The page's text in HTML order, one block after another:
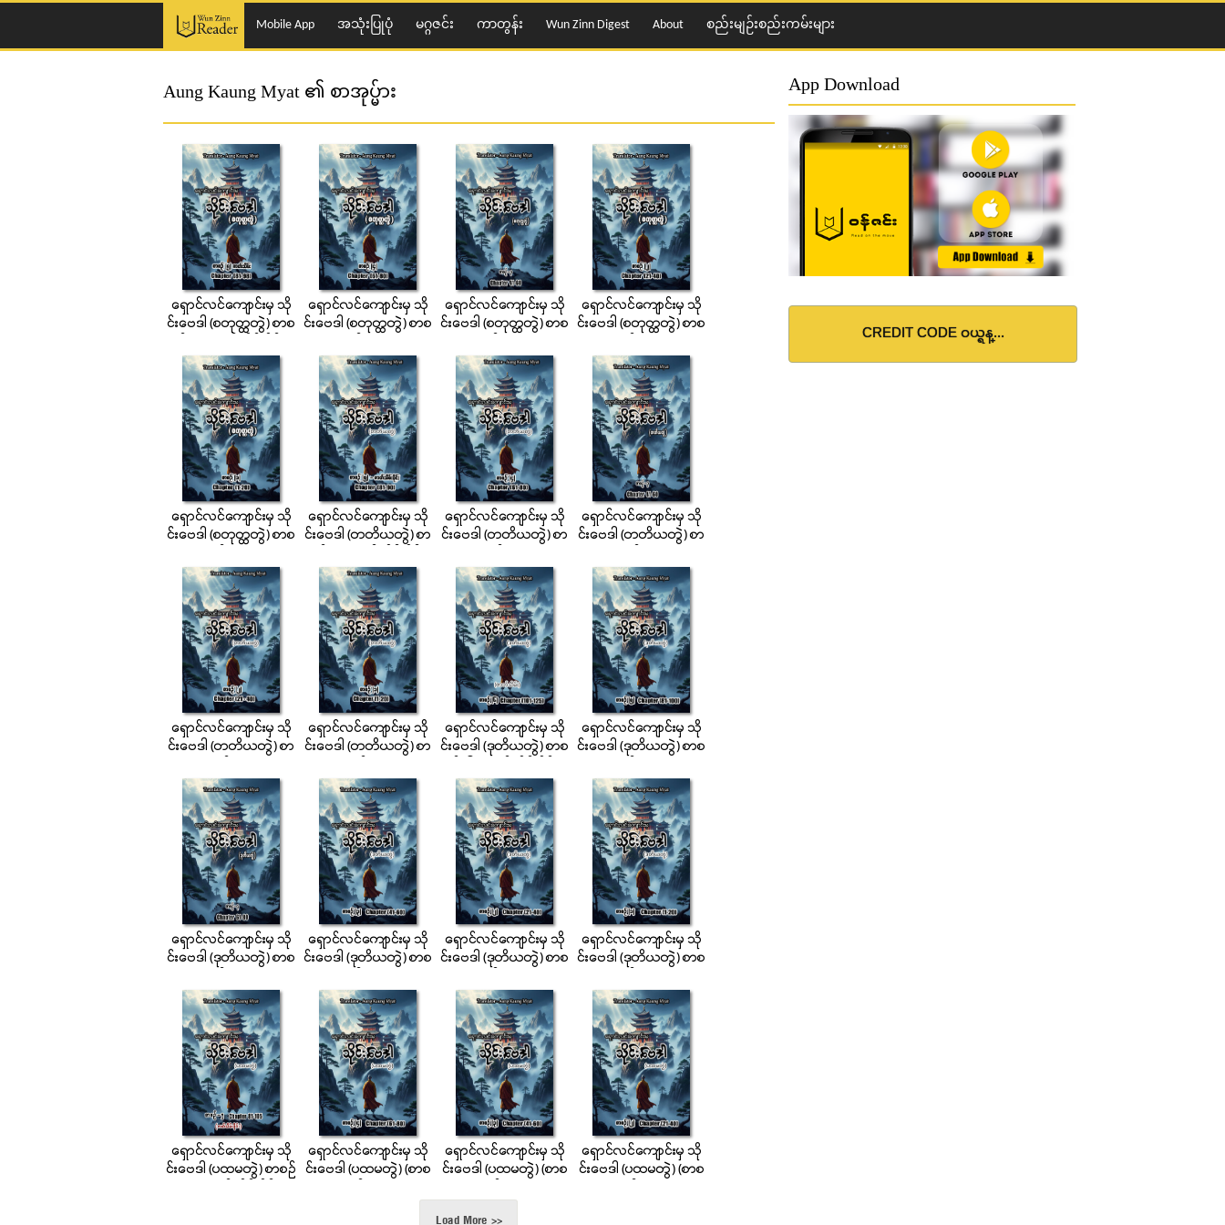
Mobile App အသုံးပြုပုံ မဂ္ဂဇင်း ကာတွန်း Wun Zinn Digest About စည်းမျဉ်းစည်းကမ်းများ
Aung Kaung Myat ၏ စာအုပ္မ်ား
ေရွာင္လင္ေက်ာင္းမွ သို
င္းေဗဒါ (စတုတၳတြဲ) စာစ
ေရွာင္လင္ေက်ာင္းမွ သို
င္းေဗဒါ (စတုတၳတြဲ) စာစ
ေရွာင္လင္ေက်ာင္းမွ သို
င္းေဗဒါ (စတုတၳတြဲ) စာစ
ေရွာင္လင္ေက်ာင္းမွ သို
င္းေဗဒါ (စတုတၳတြဲ) စာစ
ေရွာင္လင္ေက်ာင္းမွ သို
င္းေဗဒါ (စတုတၳတြဲ) စာစ
ေရွာင္လင္ေက်ာင္းမွ သို
င္းေဗဒါ (တတိယတြဲ) စာ
ေရွာင္လင္ေက်ာင္းမွ သို
င္းေဗဒါ (တတိယတြဲ) စာ
ေရွာင္လင္ေက်ာင္းမွ သို
င္းေဗဒါ (တတိယတြဲ) စာ
ေရွာင္လင္ေက်ာင္းမွ သို
င္းေဗဒါ (တတိယတြဲ) စာ
ေရွာင္လင္ေက်ာင္းမွ သို
င္းေဗဒါ (တတိယတြဲ) စာ
ေရွာင္လင္ေက်ာင္းမွ သို
င္းေဗဒါ (ဒုတိယတြဲ) စာစ
ေရွာင္လင္ေက်ာင္းမွ သို
င္းေဗဒါ (ဒုတိယတြဲ) စာစ
ေရွာင္လင္ေက်ာင္းမွ သို
င္းေဗဒါ (ဒုတိယတြဲ) စာစ
ေရွာင္လင္ေက်ာင္းမွ သို
င္းေဗဒါ (ဒုတိယတြဲ) စာစ
ေရွာင္လင္ေက်ာင္းမွ သို
င္းေဗဒါ (ဒုတိယတြဲ) စာစ
ေရွာင္လင္ေက်ာင္းမွ သို
င္းေဗဒါ (ဒုတိယတြဲ) စာစ
ေရွာင္လင္ေက်ာင္းမွ သို
င္းေဗဒါ (ပထမတြဲ) စာစဥ္
ေရွာင္လင္ေက်ာင္းမွ သို
င္းေဗဒါ (ပထမတြဲ) (စာစ
ေရွာင္လင္ေက်ာင္းမွ သို
င္းေဗဒါ (ပထမတြဲ) (စာစ
ေရွာင္လင္ေက်ာင္းမွ သို
င္းေဗဒါ (ပထမတြဲ) (စာစ
Load More >>
App Download
CREDIT CODE ဝယ္ရန္...